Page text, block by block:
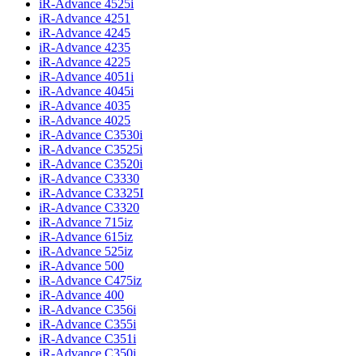
iR-Advance 4525i
iR-Advance 4251
iR-Advance 4245
iR-Advance 4235
iR-Advance 4225
iR-Advance 4051i
iR-Advance 4045i
iR-Advance 4035
iR-Advance 4025
iR-Advance C3530i
iR-Advance C3525i
iR-Advance C3520i
iR-Advance C3330
iR-Advance C3325I
iR-Advance C3320
iR-Advance 715iz
iR-Advance 615iz
iR-Advance 525iz
iR-Advance 500
iR-Advance C475iz
iR-Advance 400
iR-Advance C356i
iR-Advance C355i
iR-Advance C351i
iR-Advance C350i